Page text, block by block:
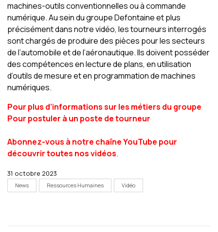
machines-outils conventionnelles ou à commande
numérique. Au sein du groupe Defontaine et plus
précisément dans notre vidéo, les tourneurs interrogés
sont chargés de produire des pièces pour les secteurs
de l’automobile et de l’aéronautique. Ils doivent posséder
des compétences en lecture de plans, en utilisation
d’outils de mesure et en programmation de machines
numériques.
Pour plus d’informations sur les métiers du groupe
Pour postuler à un poste de tourneur
Abonnez-vous à notre chaîne YouTube pour
découvrir toutes nos vidéos.
31 octobre 2023
News Ressources Humaines Vidéo